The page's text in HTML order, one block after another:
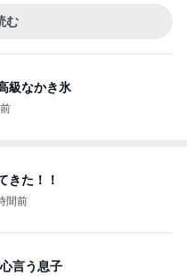
む
級なかき氷
きた！！
間前
言う息子